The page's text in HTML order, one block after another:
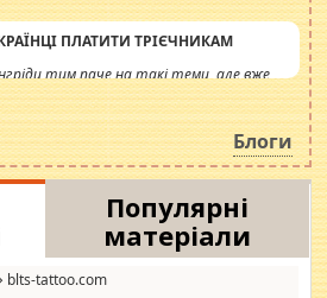
ПЛАТИТИ ТРІЄЧНИКАМ
тим паче на такі теми, але вже
Обурюють сьогоднішні інсенуації
питання. Штучно
одна соціальна катастрофа.
Блоги
Популярні
матеріали
blts-tattoo.com